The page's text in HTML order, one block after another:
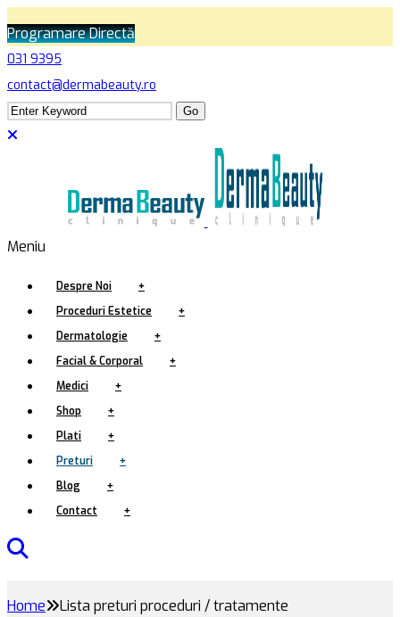
Programare Directă
031 9395
contact@dermabeauty.ro
Meniu
Despre Noi
+
Proceduri Estetice
+
Dermatologie
+
Facial & Corporal
+
Medici
+
Shop
+
Plati
+
Preturi
+
Blog
+
Contact
+
Home Lista preturi proceduri / tratamente